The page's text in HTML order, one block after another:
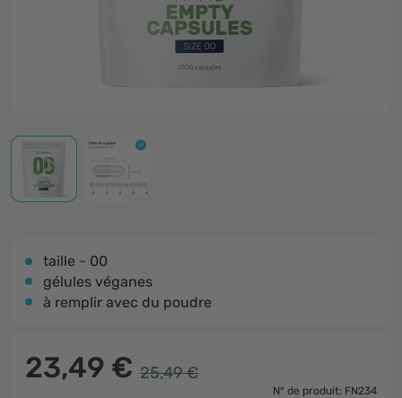
taille - 00
gélules véganes
à remplir avec du poudre
23,49 € 25,49 €
N° de produit: FN234